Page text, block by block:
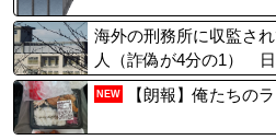
海外の刑務所に収監さ
人（詐偽が4分の1） 日
NEW 【朗報】俺たちの